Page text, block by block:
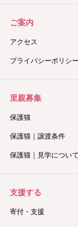
ご案内
アクセス
プライバシーポリシー
里親募集
保護猫
保護猫｜譲渡条件
保護猫｜見学について
支援する
寄付・支援